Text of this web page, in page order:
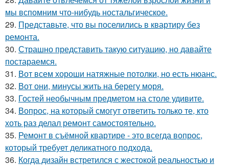
мы вспомним что-нибудь ностальгическое.
29. Представьте, что вы поселились в квартиру без
ремонта.
30. Страшно представить такую ситуацию, но давайте
постараемся.
31. Вот всем хороши натяжные потолки, но есть нюанс.
32. Вот они, минусы жить на берегу моря.
33. Гостей необычным предметом на столе удивите.
34. Вопрос, на который смогут ответить только те, кто
хоть раз делал ремонт самостоятельно.
35. Ремонт в съёмной квартире - это всегда вопрос,
который требует деликатного подхода.
36. Когда дизайн встретился с жестокой реальностью и